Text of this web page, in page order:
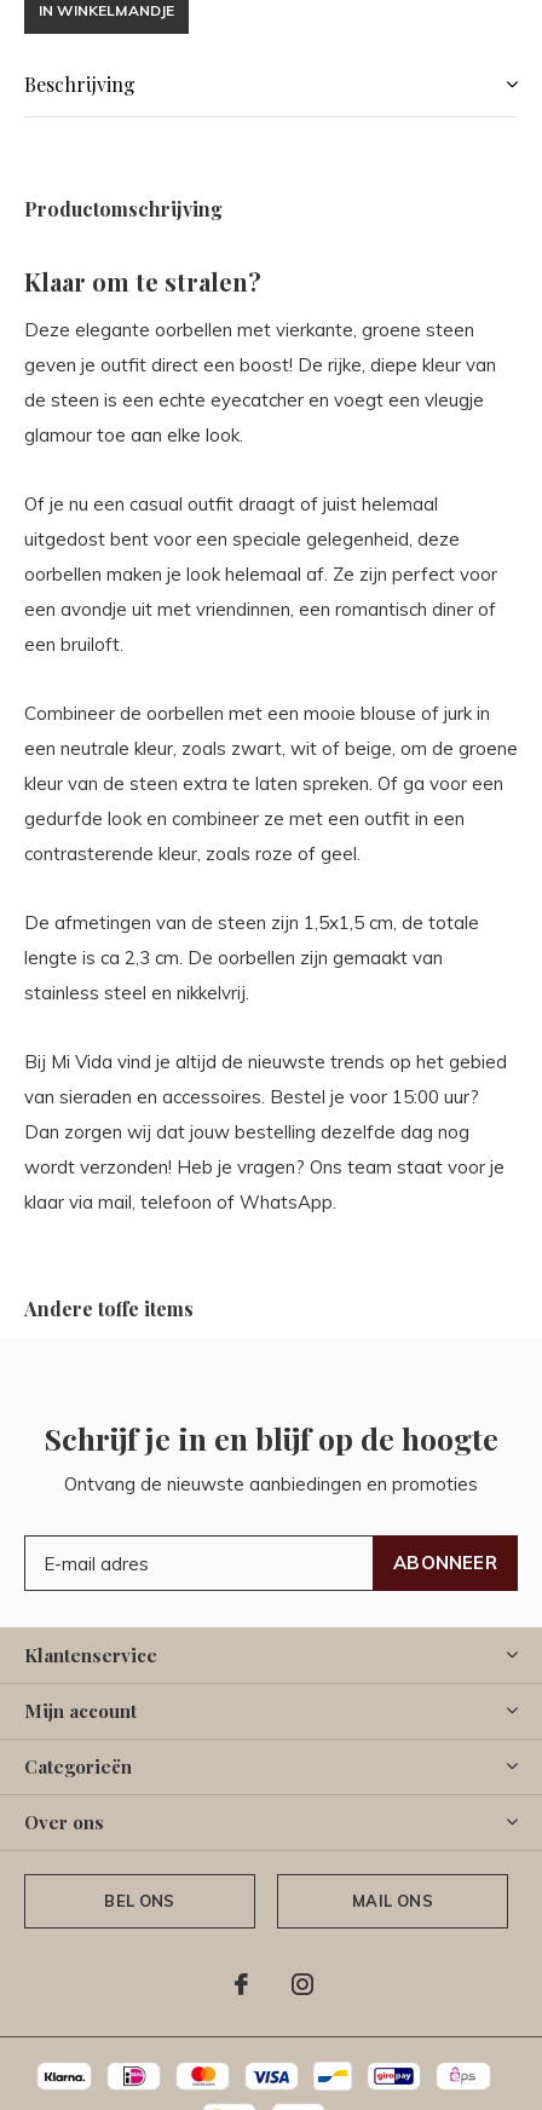
IN WINKELMANDJE
Beschrijving
Productomschrijving
Klaar om te stralen?
Deze elegante oorbellen met vierkante, groene steen
geven je outfit direct een boost! De rijke, diepe kleur van
de steen is een echte eyecatcher en voegt een vleugje
glamour toe aan elke look.
Of je nu een casual outfit draagt of juist helemaal
uitgedost bent voor een speciale gelegenheid, deze
oorbellen maken je look helemaal af. Ze zijn perfect voor
een avondje uit met vriendinnen, een romantisch diner of
een bruiloft.
Combineer de oorbellen met een mooie blouse of jurk in
een neutrale kleur, zoals zwart, wit of beige, om de groene
kleur van de steen extra te laten spreken. Of ga voor een
gedurfde look en combineer ze met een outfit in een
contrasterende kleur, zoals roze of geel.
De afmetingen van de steen zijn 1,5x1,5 cm, de totale
lengte is ca 2,3 cm. De oorbellen zijn gemaakt van
stainless steel en nikkelvrij.
Bij Mi Vida vind je altijd de nieuwste trends op het gebied
van sieraden en accessoires. Bestel je voor 15:00 uur?
Dan zorgen wij dat jouw bestelling dezelfde dag nog
wordt verzonden! Heb je vragen? Ons team staat voor je
klaar via mail, telefoon of WhatsApp.
Andere toffe items
Schrijf je in en blijf op de hoogte
Ontvang de nieuwste aanbiedingen en promoties
ABONNEER
Klantenservice
Mijn account
Categorieën
Over ons
BEL ONS MAIL ONS